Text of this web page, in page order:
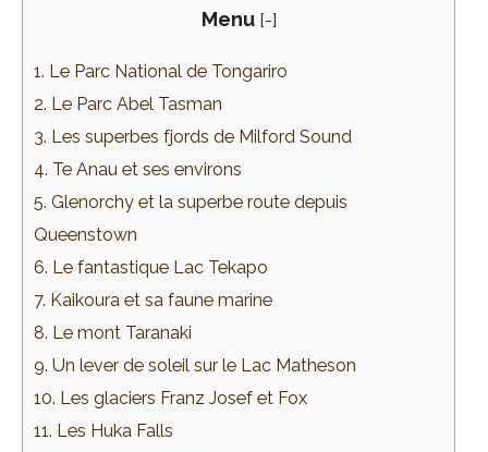
Menu [-]
1. Le Parc National de Tongariro
2. Le Parc Abel Tasman
3. Les superbes fjords de Milford Sound
4. Te Anau et ses environs
5. Glenorchy et la superbe route depuis
Queenstown
6. Le fantastique Lac Tekapo
7. Kaikoura et sa faune marine
8. Le mont Taranaki
9. Un lever de soleil sur le Lac Matheson
10. Les glaciers Franz Josef et Fox
11. Les Huka Falls